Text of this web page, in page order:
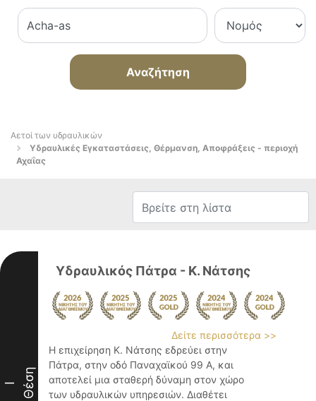
Αναζήτηση
Αετοί των υδραυλικών
Υδραυλικές Εγκαταστάσεις, Θέρμανση, Αποφράξεις - περιοχή
Αχαΐας
I Θέση
Υδραυλικός Πάτρα - Κ. Νάτσης
Δείτε περισσότερα >>
Η επιχείρηση Κ. Νάτσης εδρεύει στην
Πάτρα, στην οδό Παναχαϊκού 99 Α, και
αποτελεί μια σταθερή δύναμη στον χώρο
των υδραυλικών υπηρεσιών. Διαθέτει